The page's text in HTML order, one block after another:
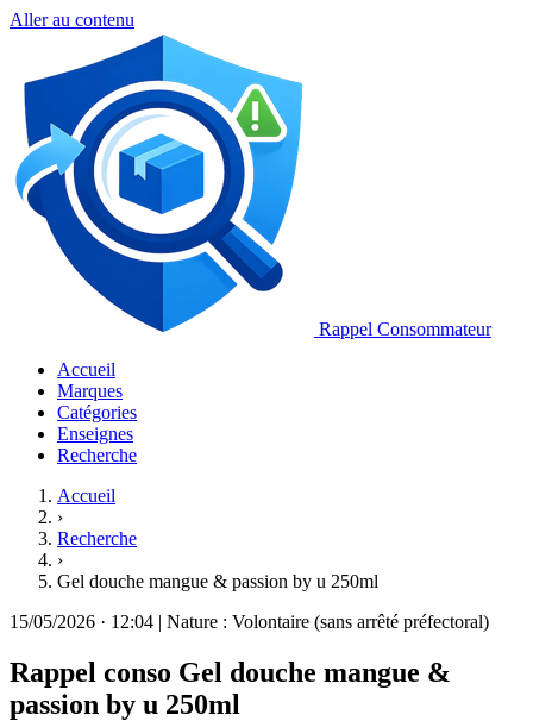
Aller au contenu
Rappel Consommateur
Accueil
Marques
Catégories
Enseignes
Recherche
Accueil
›
Recherche
›
Gel douche mangue & passion by u 250ml
15/05/2026 · 12:04 | Nature : Volontaire (sans arrêté préfectoral)
Rappel conso Gel douche mangue &
passion by u 250ml